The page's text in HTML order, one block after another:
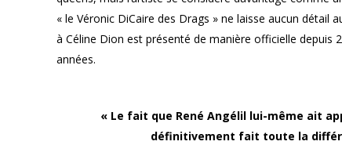
« le Véronic DiCaire des Drags » ne laisse aucun détail
à Céline Dion est présenté de manière officielle depuis
années.
« Le fait que René Angélil lui-même ait
définitivement fait toute la